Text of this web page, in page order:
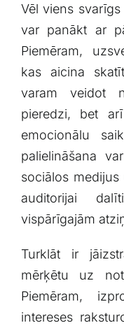
Vēl viens
var panākt ar
Piemēram,
kas aicina
varam veidot
pieredzi, bet
emocionālu
palielināšana
sociālos‍
auditorijai​
vispārīgajām
Turklāt ir
mērķētu uz
Piemēram,
intereses